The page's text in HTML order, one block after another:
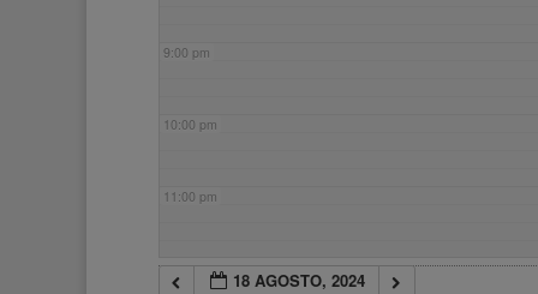
9:00 pm
10:00 pm
11:00 pm
18 AGOSTO, 2024